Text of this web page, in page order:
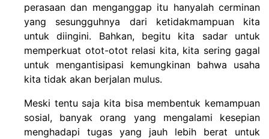
perasaan dan menganggap itu hanyalah cerminan
yang sesungguhnya dari ketidakmampuan kita
untuk diingini. Bahkan, begitu kita sadar untuk
memperkuat otot-otot relasi kita, kita sering gagal
untuk mengantisipasi kemungkinan bahwa usaha
kita tidak akan berjalan mulus.
Meski tentu saja kita bisa membentuk kemampuan
sosial, banyak orang yang mengalami kesepian
menghadapi tugas yang jauh lebih berat untuk